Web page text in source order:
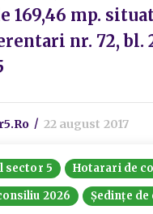
169,46 mp.
nr. 72, bl.
22 august 2017
sector 5
Hotarari de
2026
Ședințe